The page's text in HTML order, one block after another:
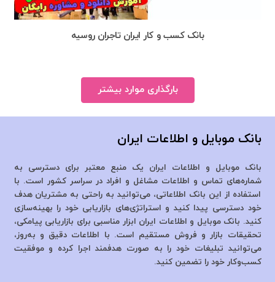
بانک کسب و کار ایران تاجران روسیه
بارگذاری موارد بیشتر
بانک موبایل و اطلاعات ایران
بانک موبایل و اطلاعات ایران یک منبع معتبر برای دسترسی به
شماره‌های تماس و اطلاعات مشاغل و افراد در سراسر کشور است. با
استفاده از این بانک اطلاعاتی، می‌توانید به راحتی به مشتریان هدف
خود دسترسی پیدا کنید و استراتژی‌های بازاریابی خود را بهینه‌سازی
کنید. بانک موبایل و اطلاعات ایران ابزار مناسبی برای بازاریابی پیامکی،
تحقیقات بازار و فروش مستقیم است. با اطلاعات دقیق و به‌روز،
می‌توانید تبلیغات خود را به صورت هدفمند اجرا کرده و موفقیت
کسب‌وکار خود را تضمین کنید.